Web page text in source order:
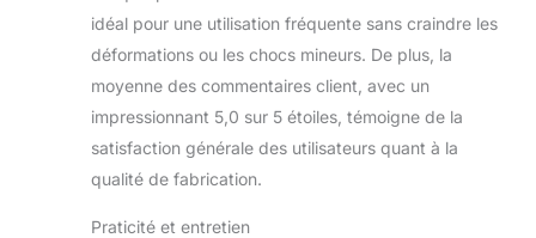
idéal pour une utilisation fréquente sans craindre les
déformations ou les chocs mineurs. De plus, la
moyenne des commentaires client, avec un
impressionnant 5,0 sur 5 étoiles, témoigne de la
satisfaction générale des utilisateurs quant à la
qualité de fabrication.
Praticité et entretien